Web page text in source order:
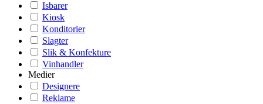
Isbarer
Kiosk
Konditorier
Slagter
Slik & Konfekture
Vinhandler
Medier
Designere
Reklame